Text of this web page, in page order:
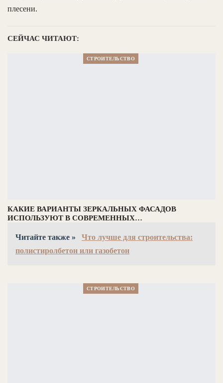
плесени.
СЕЙЧАС ЧИТАЮТ:
СТРОИТЕЛЬСТВО
КАКИЕ ВАРИАНТЫ ЗЕРКАЛЬНЫХ ФАСАДОВ
ИСПОЛЬЗУЮТ В СОВРЕМЕННЫХ…
Читайте также »
Что лучше для строительства:
полистиролбетон или газобетон
СТРОИТЕЛЬСТВО